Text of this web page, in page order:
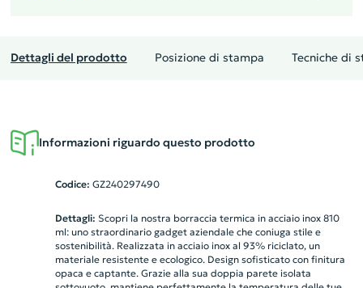
Dettagli del prodotto Posizione di stampa Tecniche di
Informazioni riguardo questo prodotto
Codice: GZ240297490
Dettagli: Scopri la nostra borraccia termica in acciaio inox 810
ml: uno straordinario gadget aziendale che coniuga stile e
sostenibilità. Realizzata in acciaio inox al 93% riciclato, un
materiale resistente e ecologico. Design sofisticato con finitura
opaca e captante. Grazie alla sua doppia parete isolata